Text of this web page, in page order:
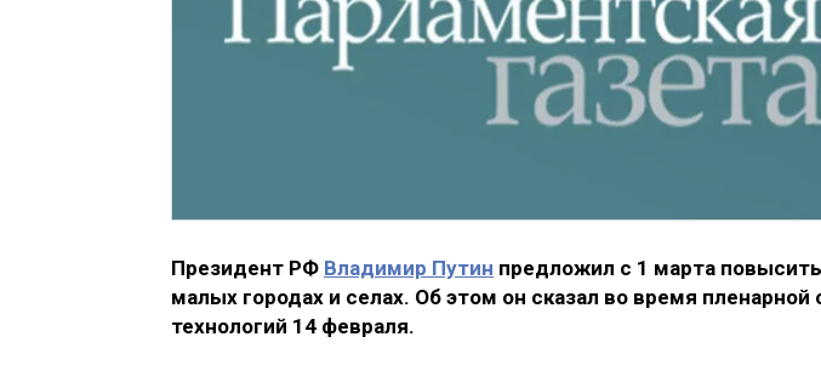
Президент РФ Владимир Путин предложил с 1 марта
малых городах и селах. Об этом он сказал во время
технологий 14 февраля.